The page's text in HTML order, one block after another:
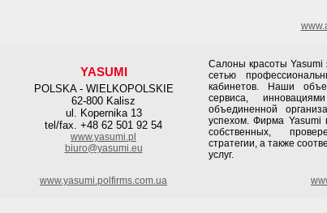
YASUMI
POLSKA - WIELKOPOLSKIE
62-800 Kalisz
ul. Kopernika 13
tel/fax. +48 62 501 92 54
www.yasumi.pl
biuro@yasumi.eu
Салоны красоты Yasumi
сетью
кабинетов. Наши
сервиса,
объединенной
успехом. Фирма Yasumi
собственных,
стратегии, а также
услуг.
www.yasumi.polfirms.com.ua